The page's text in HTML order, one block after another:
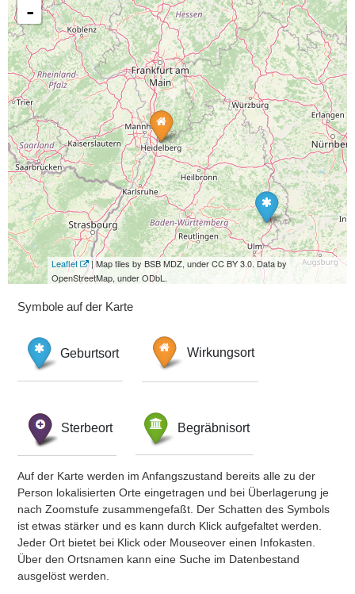
-
Leaflet
| Map tiles by BSB MDZ, under CC BY 3.0. Data by
OpenStreetMap, under ODbL.
Symbole auf der Karte
Geburtsort Wirkungsort
Sterbeort Begräbnisort
Auf der Karte werden im Anfangszustand bereits alle zu der
Person lokalisierten Orte eingetragen und bei Überlagerung je
nach Zoomstufe zusammengefaßt. Der Schatten des Symbols
ist etwas stärker und es kann durch Klick aufgefaltet werden.
Jeder Ort bietet bei Klick oder Mouseover einen Infokasten.
Über den Ortsnamen kann eine Suche im Datenbestand
ausgelöst werden.